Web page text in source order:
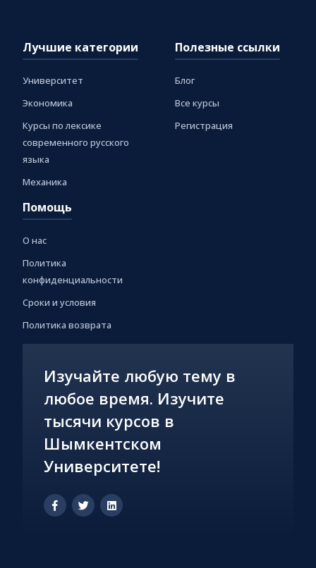
Лучшие категории
Университет
Экономика
Курсы по лексике
современного русского
языка
Механика
Полезные ссылки
Блог
Все курсы
Регистрация
Помощь
О нас
Политика
конфиденциальности
Сроки и условия
Политика возврата
Изучайте любую тему в
любое время. Изучите
тысячи курсов в
Шымкентском
Университете!